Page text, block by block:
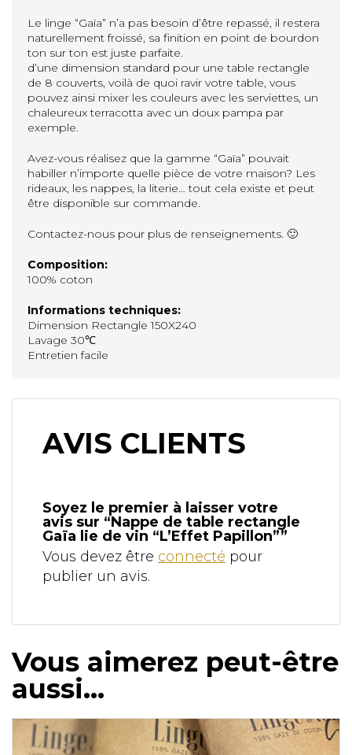
Le linge “Gaïa” n’a pas besoin d’être repassé, il restera
naturellement froissé, sa finition en point de bourdon
ton sur ton est juste parfaite.
d’une dimension standard pour une table rectangle
de 8 couverts, voilà de quoi ravir votre table, vous
pouvez ainsi mixer les couleurs avec les serviettes, un
chaleureux terracotta avec un doux pampa par
exemple.
Avez-vous réalisez que la gamme “Gaïa” pouvait
habiller n’importe quelle pièce de votre maison? Les
rideaux, les nappes, la literie… tout cela existe et peut
être disponible sur commande.
Contactez-nous pour plus de renseignements. 🙂
Composition:
100% coton
Informations techniques:
Dimension Rectangle 150X240
Lavage 30℃
Entretien facile
AVIS CLIENTS
Soyez le premier à laisser votre
avis sur “Nappe de table rectangle
Gaïa lie de vin “L’Effet Papillon””
Vous devez être connecté pour
publier un avis.
Vous aimerez peut-être
aussi…